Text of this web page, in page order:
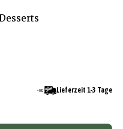
Lieferzeit 1-3 Tage